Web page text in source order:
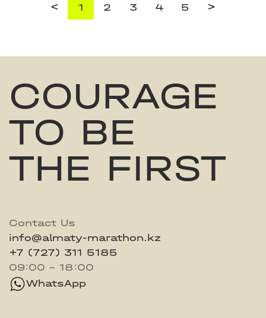
< 1 2 3 4 5 >
COURAGE
TO BE
THE FIRST
Contact Us
info@almaty-marathon.kz
+7 (727) 311 5185
09:00 - 18:00
WhatsApp